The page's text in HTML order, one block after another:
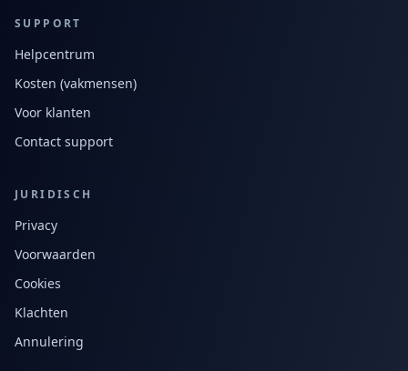
SUPPORT
Helpcentrum
Kosten (vakmensen)
Voor klanten
Contact support
JURIDISCH
Privacy
Voorwaarden
Cookies
Klachten
Annulering